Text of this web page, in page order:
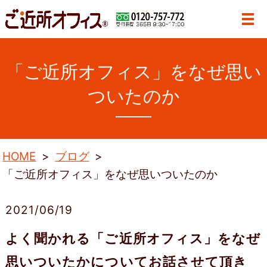
「ご近所オフィス」をなぜ思い
ついたのか
HOME
ブログ
「ご近所オフィス」をなぜ思いついたのか
2021/06/19
よく聞かれる「ご近所オフィス」をなぜ
思いついたかについてお話させて頂き